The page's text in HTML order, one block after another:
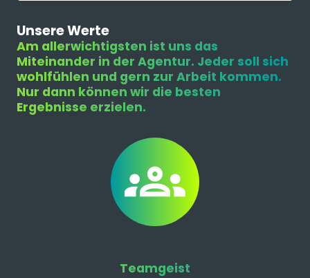
Unsere Werte
Am allerwichtigsten ist uns das
Miteinander in der Agentur. Jeder soll sich
wohlfühlen und gern zur Arbeit kommen.
Nur dann können wir die besten
Ergebnisse erzielen.
Teamgeist